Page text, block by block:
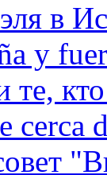
в
y
те,
cerca